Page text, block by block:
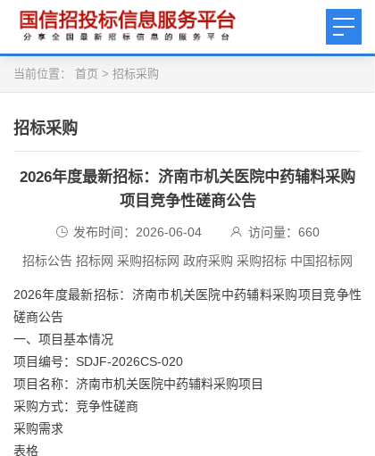
当前位置： 首页 > 招标采购
招标采购
2026年度最新招标：济南市机关医院中药辅料采购
项目竞争性磋商公告
发布时间：2026-06-04 访问量： 660
招标公告 招标网 采购招标网 政府采购 采购招标 中国招标网
2026年度最新招标：济南市机关医院中药辅料采购项目竞争性
磋商公告
一、项目基本情况
项目编号：SDJF-2026CS-020
项目名称：济南市机关医院中药辅料采购项目
采购方式：竞争性磋商
采购需求
表格